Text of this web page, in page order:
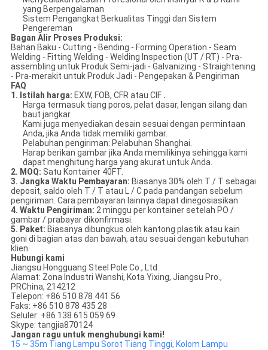
yang Berpengalaman
Sistem Pengangkat Berkualitas Tinggi dan Sistem
Pengereman
Bagan Alir Proses Produksi:
Bahan Baku - Cutting - Bending - Forming Operation - Seam
Welding - Fitting Welding - Welding Inspection (UT / RT) - Pra-
assembling untuk Produk Semi-jadi - Galvanizing - Straightening
- Pra-merakit untuk Produk Jadi - Pengepakan & Pengiriman
FAQ
1. Istilah harga: EXW, FOB, CFR atau CIF .
Harga termasuk tiang poros, pelat dasar, lengan silang dan
baut jangkar.
Kami juga menyediakan desain sesuai dengan permintaan
Anda, jika Anda tidak memiliki gambar.
Pelabuhan pengiriman: Pelabuhan Shanghai.
Harap berikan gambar jika Anda memilikinya sehingga kami
dapat menghitung harga yang akurat untuk Anda.
2. MOQ: Satu Kontainer 40FT.
3. Jangka Waktu Pembayaran: Biasanya 30% oleh T / T sebagai
deposit, saldo oleh T / T atau L / C pada pandangan sebelum
pengiriman. Cara pembayaran lainnya dapat dinegosiasikan.
4. Waktu Pengiriman: 2 minggu per kontainer setelah PO /
gambar / prabayar dikonfirmasi.
5. Paket: Biasanya dibungkus oleh kantong plastik atau kain
goni di bagian atas dan bawah, atau sesuai dengan kebutuhan
klien.
Hubungi kami
Jiangsu Hongguang Steel Pole Co., Ltd.
Alamat: Zona Industri Wanshi, Kota Yixing, Jiangsu Pro.,
PRChina, 214212
Telepon: +86 510 878 441 56
Faks: +86 510 878 435 28
Seluler: +86 138 615 059 69
Skype: tangjia870124
Jangan ragu untuk menghubungi kami!
15 ~ 35m Tiang Lampu Sorot Tiang Tinggi, Kolom Lampu